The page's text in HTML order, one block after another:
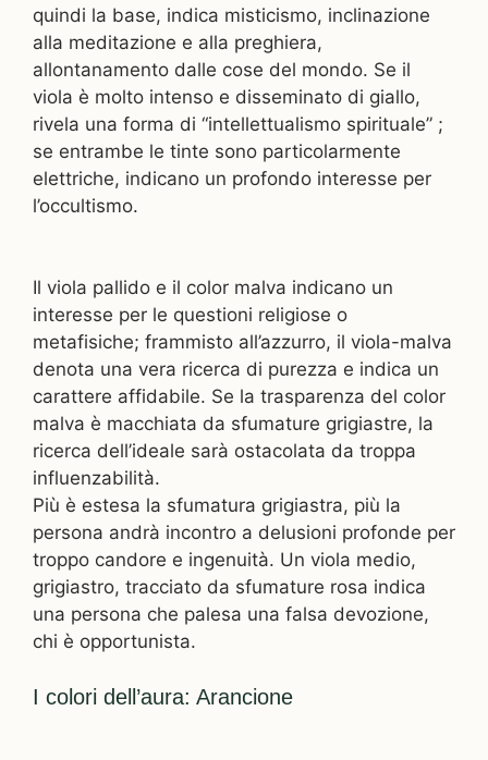
quindi la base, indica misticismo, inclinazione
alla meditazione e alla preghiera,
allontanamento dalle cose del mondo. Se il
viola è molto intenso e disseminato di giallo,
rivela una forma di “intellettualismo spirituale” ;
se entrambe le tinte sono particolarmente
elettriche, indicano un profondo interesse per
l’occultismo.
Il viola pallido e il color malva indicano un
interesse per le questioni religiose o
metafisiche; frammisto all’azzurro, il viola-malva
denota una vera ricerca di purezza e indica un
carattere affidabile. Se la trasparenza del color
malva è macchiata da sfumature grigiastre, la
ricerca dell’ideale sarà ostacolata da troppa
influenzabilità.
Più è estesa la sfumatura grigiastra, più la
persona andrà incontro a delusioni profonde per
troppo candore e ingenuità. Un viola medio,
grigiastro, tracciato da sfumature rosa indica
una persona che palesa una falsa devozione,
chi è opportunista.
I colori dell’aura: Arancione